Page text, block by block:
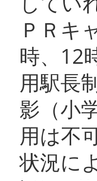
ＰＲキ
時、12
用駅長
影（小
用は不
状況に